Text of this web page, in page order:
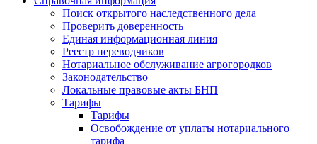
Поиск открытого наследственного дела
Проверить доверенность
Единая информационная линия
Реестр переводчиков
Нотариальное обслуживание агрогородков
Законодательство
Локальные правовые акты БНП
Тарифы
Тарифы
Освобождение от уплаты нотариального
тарифа